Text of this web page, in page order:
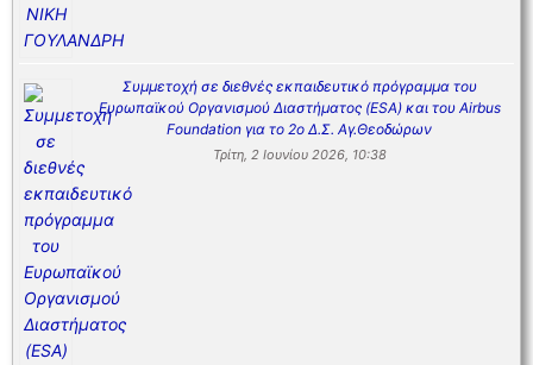
Συμμετοχή σε διεθνές εκπαιδευτικό πρόγραμμα του
Ευρωπαϊκού Οργανισμού Διαστήματος (ESA) και του Airbus
Foundation για το 2ο Δ.Σ. Αγ.Θεοδώρων
Τρίτη, 2 Ιουνίου 2026, 10:38